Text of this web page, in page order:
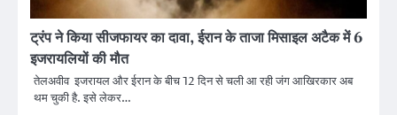
ट्रंप ने किया सीजफायर का दावा, ईरान के ताजा मिसाइल अटैक में 6
इजरायलियों की मौत
तेलअवीव इजरायल और ईरान के बीच 12 दिन से चली आ रही जंग आखिरकार अब
थम चुकी है. इसे लेकर…